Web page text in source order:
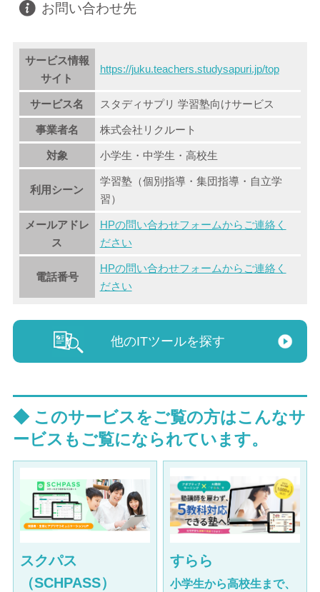
お問い合わせ先
サービス情報
サイト
https://juku.teachers.studysapuri.jp/top
サービス名 スタディサプリ 学習塾向けサービス
事業者名 株式会社リクルート
対象 小学生・中学生・高校生
利用シーン
学習塾（個別指導・集団指導・自立学
習）
メールアドレ
ス
HPの問い合わせフォームからご連絡く
ださい
電話番号
HPの問い合わせフォームからご連絡く
ださい
他のITツールを探す
◆ このサービスをご覧の方はこんなサ
ービスもご覧になられています。
スクパス
（SCHPASS）
すらら
小学生から高校生まで、